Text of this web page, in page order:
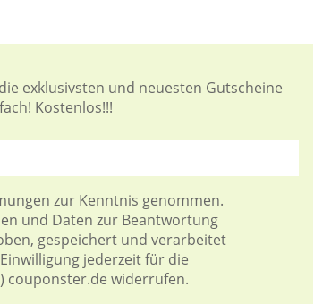
exklusivsten und neuesten Gutscheine
Kostenlos!!!
zur Kenntnis genommen.
und Daten zur Beantwortung
gespeichert und verarbeitet
jederzeit für die
couponster.de widerrufen.